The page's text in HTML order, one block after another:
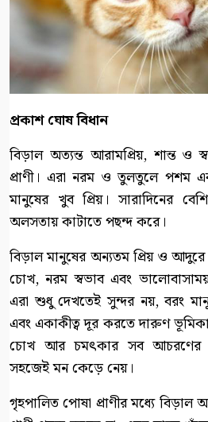
প্রকাশ ঘোষ বিধান
বিড়াল অত্যন্ত আরামপ্রিয়, শান্ত ও
প্রাণী। এরা নরম ও তুলতুলে পশম
মানুষের খুব প্রিয়। সারাদিনের
অলসতায় কাটাতে পছন্দ করে।
বিড়াল মানুষের অন্যতম প্রিয় ও আদুরে
চোখ, নরম স্বভাব এবং
এরা শুধু দেখতেই সুন্দর নয়, বরং
এবং একাকীত্ব দূর করতে দারুণ ভূমিকা
চোখ আর চমৎকার সব আচরণের
সহজেই মন কেড়ে নেয়।
গৃহপালিত পোষা প্রাণীর মধ্যে